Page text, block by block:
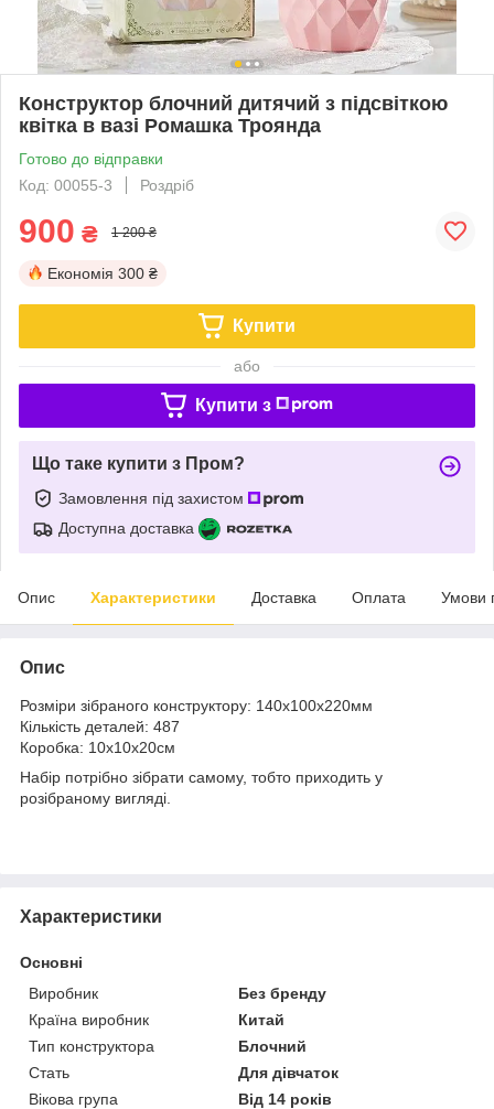
Конструктор блочний дитячий з підсвіткою
квітка в вазі Ромашка Троянда
Готово до відправки
Код: 00055-3
Роздріб
900 ₴ 1 200 ₴
Економія 300 ₴
Купити
або
Купити з
Що таке купити з Пром?
Замовлення під захистом
Доступна доставка
Опис Характеристики Доставка Оплата Умови
Опис
Розміри зібраного конструктору: 140х100х220мм
Кількість деталей: 487
Коробка: 10х10х20см
Набір потрібно зібрати самому, тобто приходить у
розібраному вигляді.
Характеристики
Основні
Виробник
Без бренду
Країна виробник
Китай
Тип конструктора
Блочний
Стать
Для дівчаток
Вікова група
Від 14 років